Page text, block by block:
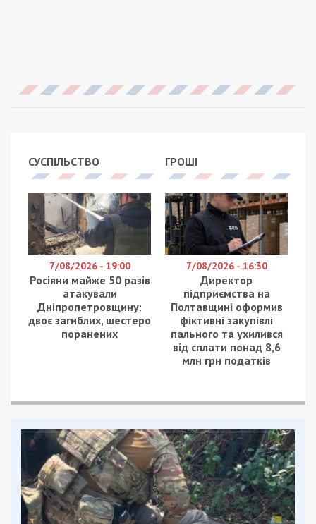
СУСПІЛЬСТВО
7/08/2026 - 19:00
Росіяни майже 50 разів
атакували
Дніпропетровщину:
двоє загиблих, шестеро
поранених
ГРОШІ
7/08/2026 - 16:30
Директор
підприємства на
Полтавщині оформив
фіктивні закупівлі
пального та ухилився
від сплати понад 8,6
млн грн податків